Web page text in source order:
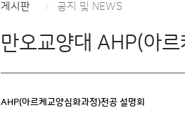
게시판 공지 및 NEWS
만오교양대 AHP(아
AHP(아르케교양심화과정)전공 설명회